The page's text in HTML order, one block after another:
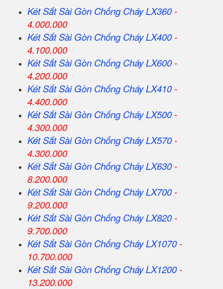
Két Sắt Sài Gòn Chống Cháy LX360-
4.000.000
Két SắtSài Gòn Chống Cháy LX400-
4.100.000
Két SắtSài Gòn Chống Cháy LX600-
4.200.000
Két SắtSài Gòn Chống Cháy LX410-
4.400.000
Két SắtSài Gòn Chống Cháy LX500-
4.300.000
Két SắtSài Gòn Chống Cháy LX570-
4.300.000
Két SắtSài Gòn Chống Cháy LX630-
8.200.000
Két SắtSài Gòn Chống Cháy LX700-
9.200.000
Két SắtSài Gòn Chống Cháy LX820-
9.700.000
Két SắtSài Gòn Chống Cháy LX1070-
10.700.000
Két SắtSài Gòn Chống Cháy LX1200-
13.200.000